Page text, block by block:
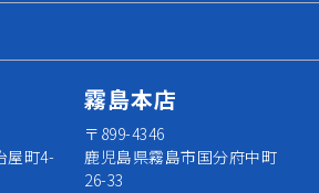
屋町4-
霧島本店
〒899-4346
鹿児島県霧島市国分府中町
26-33